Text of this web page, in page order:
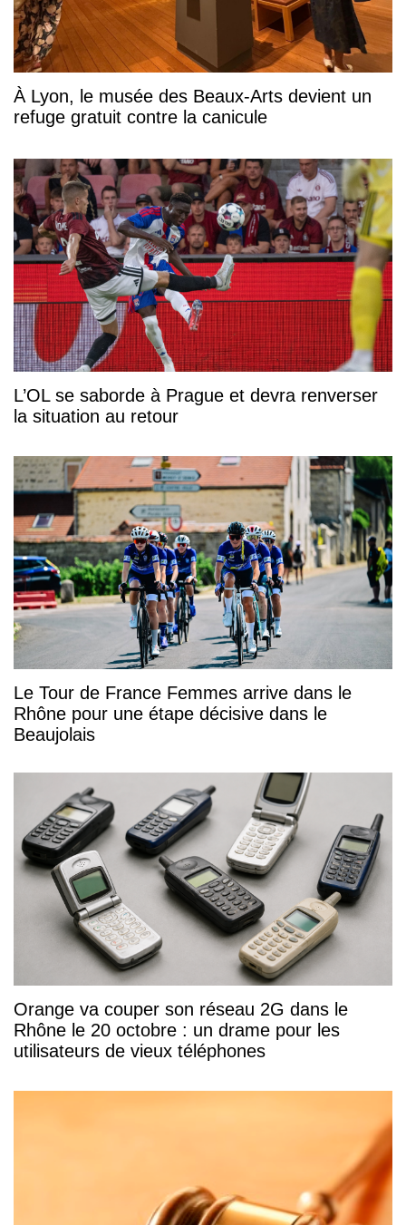
À Lyon, le musée des Beaux-Arts devient un
refuge gratuit contre la canicule
L’OL se saborde à Prague et devra renverser
la situation au retour
Le Tour de France Femmes arrive dans le
Rhône pour une étape décisive dans le
Beaujolais
Orange va couper son réseau 2G dans le
Rhône le 20 octobre : un drame pour les
utilisateurs de vieux téléphones